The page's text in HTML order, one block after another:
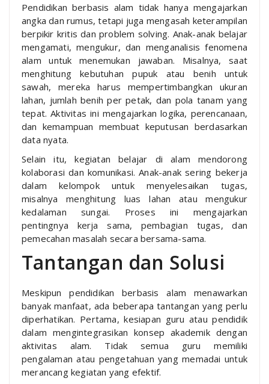
Pendidikan berbasis alam tidak hanya mengajarkan
angka dan rumus, tetapi juga mengasah keterampilan
berpikir kritis dan problem solving. Anak-anak belajar
mengamati, mengukur, dan menganalisis fenomena
alam untuk menemukan jawaban. Misalnya, saat
menghitung kebutuhan pupuk atau benih untuk
sawah, mereka harus mempertimbangkan ukuran
lahan, jumlah benih per petak, dan pola tanam yang
tepat. Aktivitas ini mengajarkan logika, perencanaan,
dan kemampuan membuat keputusan berdasarkan
data nyata.
Selain itu, kegiatan belajar di alam mendorong
kolaborasi dan komunikasi. Anak-anak sering bekerja
dalam kelompok untuk menyelesaikan tugas,
misalnya menghitung luas lahan atau mengukur
kedalaman sungai. Proses ini mengajarkan
pentingnya kerja sama, pembagian tugas, dan
pemecahan masalah secara bersama-sama.
Tantangan dan Solusi
Meskipun pendidikan berbasis alam menawarkan
banyak manfaat, ada beberapa tantangan yang perlu
diperhatikan. Pertama, kesiapan guru atau pendidik
dalam mengintegrasikan konsep akademik dengan
aktivitas alam. Tidak semua guru memiliki
pengalaman atau pengetahuan yang memadai untuk
merancang kegiatan yang efektif.